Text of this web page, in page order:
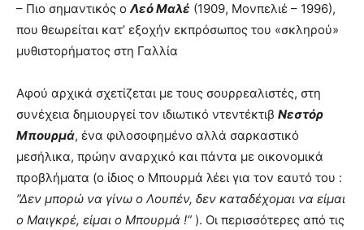
– Πιο σημαντικός ο Λεό Μαλέ (1909, Μονπελιέ – 1996),
που θεωρείται κατ’ εξοχήν εκπρόσωπος του «σκληρού»
μυθιστορήματος στη Γαλλία
Αφού αρχικά σχετίζεται με τους σουρρεαλιστές, στη
συνέχεια δημιουργεί τον ιδιωτικό ντεντέκτιβ Νεστόρ
Μπουρμά, ένα φιλοσοφημένο αλλά σαρκαστικό
μεσήλικα, πρώην αναρχικό και πάντα με οικονομικά
προβλήματα (ο ίδιος ο Μπουρμά λέει για τον εαυτό του :
”Δεν μπορώ να γίνω ο Λουπέν, δεν καταδέχομαι να είμαι
ο Μαιγκρέ, είμαι ο Μπουρμά !” ). Οι περισσότερες από τις